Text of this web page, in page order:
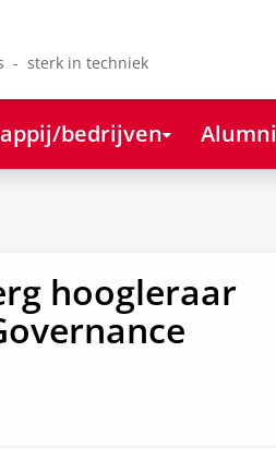
- sterk in techniek
bedrijven Alumni
hoogleraar